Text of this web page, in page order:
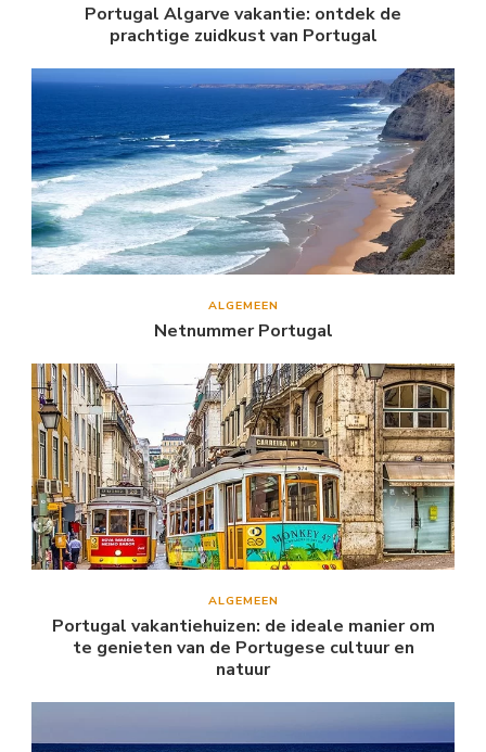
Portugal Algarve vakantie: ontdek de
prachtige zuidkust van Portugal
ALGEMEEN
Netnummer Portugal
ALGEMEEN
Portugal vakantiehuizen: de ideale manier om
te genieten van de Portugese cultuur en
natuur